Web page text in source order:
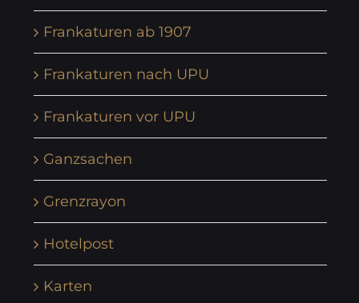
Frankaturen ab 1907
Frankaturen nach UPU
Frankaturen vor UPU
Ganzsachen
Grenzrayon
Hotelpost
Karten